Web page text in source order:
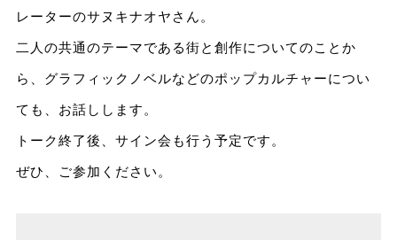
レーターのサヌキナオヤさん。
二人の共通のテーマである街と創作についてのことか
ら、グラフィックノベルなどのポップカルチャーについ
ても、お話しします。
トーク終了後、サイン会も行う予定です。
ぜひ、ご参加ください。